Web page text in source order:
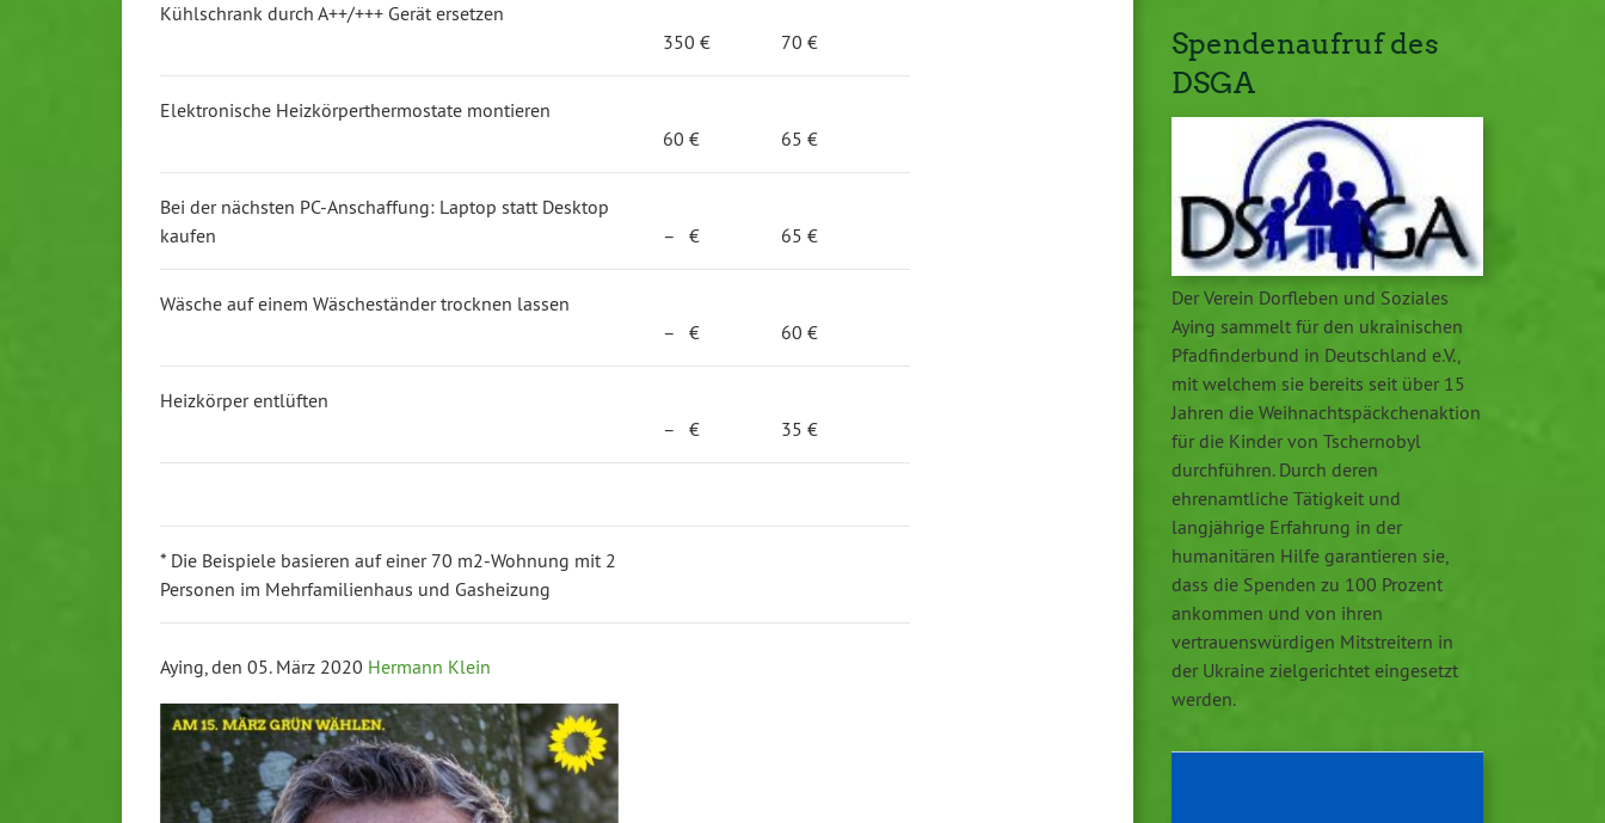
Kühlschrank durch A++/+++ Gerät ersetzen
350 €
70 €
Elektronische Heizkörperthermostate montieren
60 €
65 €
Bei der nächsten PC-Anschaffung: Laptop statt Desktop
kaufen
– € 65 €
Wäsche auf einem Wäscheständer trocknen lassen
– €
60 €
Heizkörper entlüften
– €
35 €
* Die Beispiele basieren auf einer 70 m2-Wohnung mit 2
Personen im Mehrfamilienhaus und Gasheizung
Aying, den 05. März 2020 Hermann Klein
Spendenaufruf des
DSGA
Der Verein Dorfleben und Soziales
Aying sammelt für den ukrainischen
Pfadfinderbund in Deutschland e.V.,
mit welchem sie bereits seit über 15
Jahren die Weihnachtspäckchenaktion
für die Kinder von Tschernobyl
durchführen. Durch deren
ehrenamtliche Tätigkeit und
langjährige Erfahrung in der
humanitären Hilfe garantieren sie,
dass die Spenden zu 100 Prozent
ankommen und von ihren
vertrauenswürdigen Mitstreitern in
der Ukraine zielgerichtet eingesetzt
werden.